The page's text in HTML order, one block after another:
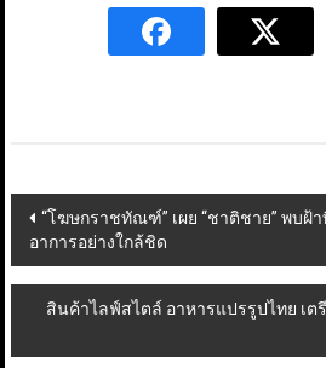
Post
navigation
“โฆษกราชทัณฑ์” เผย “ชาติชาย” พบฝ้
อาการอย่างใกล้ชิด
สินค้าไลฟ์สไตล์ อาหารแปรรูปไทย เต